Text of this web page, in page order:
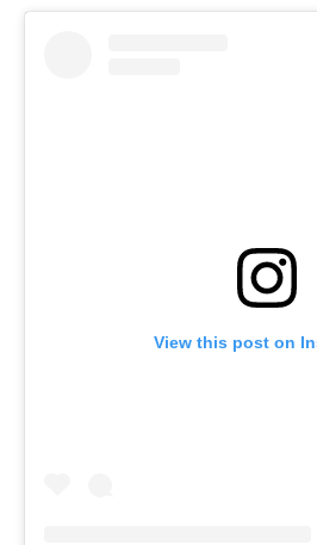
View this post on